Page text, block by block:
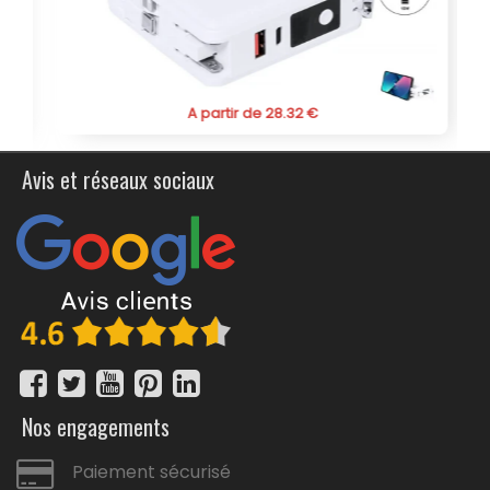
A partir de 28.32 €
Avis et réseaux sociaux
Nos engagements
Paiement sécurisé